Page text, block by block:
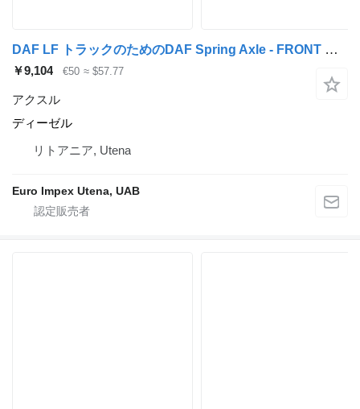
DAF LF トラックのためのDAF Spring Axle - FRONT アクスル
￥9,104 €50 ≈ $57.77
アクスル
ディーゼル
リトアニア, Utena
Euro Impex Utena, UAB